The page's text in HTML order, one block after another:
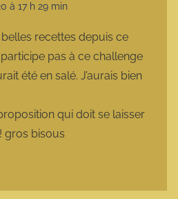
à 17 h 29 min
recettes depuis ce
pas à ce challenge
été en salé. J’aurais bien
qui doit se laisser
gros bisous